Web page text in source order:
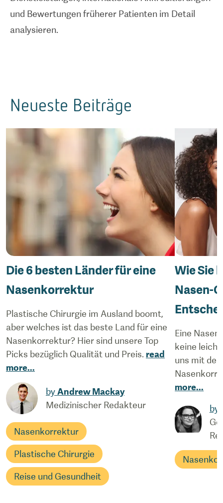
und Bewertungen früherer Patienten im Detail
analysieren.
Neueste Beiträge
Die 6 besten Länder für eine
Nasenkorrektur
Plastische Chirurgie im Ausland boomt,
aber welches ist das beste Land für eine
Nasenkorrektur? Hier sind unsere Top
Picks bezüglich Qualität und Preis. read
more...
byAndrew Mackay
Medizinischer Redakteur
Nasenkorrektur
Plastische Chirurgie
Reise und Gesundheit
Wie Sie
Nasen-
Eine
keine
uns mit der
more...
by